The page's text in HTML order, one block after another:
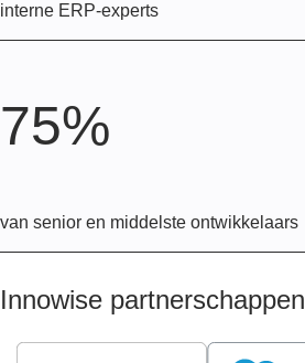
interne ERP-experts
75%
van senior en middelste ontwikkelaars
Innowise partnerschappen